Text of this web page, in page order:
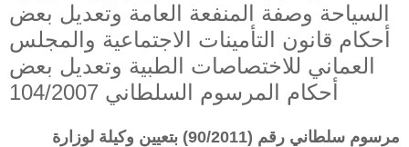
السياحة وصفة المنفعة العامة وتعديل بعض
أحكام قانون التأمينات الاجتماعية والمجلس
العماني للاختصاصات الطبية وتعديل بعض
أحكام المرسوم السلطاني 104/2007
مرسوم سلطاني رقم (90/2011) بتعيين وكيلة لوزارة